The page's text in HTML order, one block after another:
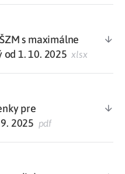
s maximálne
od 1. 10. 2025 xlsx
pre
2025 pdf